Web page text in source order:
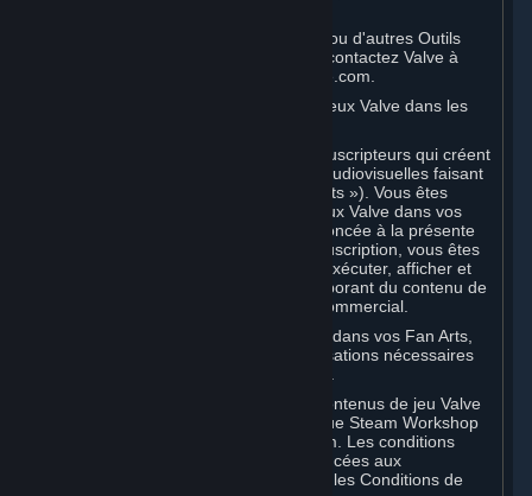
Pour utiliser le SDK du Moteur Source ou d'autres Outils
développeur Valve à titre commercial, contactez Valve à
l'adresse sourceengine@valvesoftware.com.
D. Licence d'utilisation du contenu de jeux Valve dans les
Valve apprécie la communauté des Souscripteurs qui créent
du fan art, des fictions et des œuvres audiovisuelles faisant
référence aux jeux Valve (des « Fan Arts »). Vous êtes
autorisé à incorporer du contenu de jeux Valve dans vos
Fan Arts. Sauf disposition contraire énoncée à la présente
Section ou dans des Conditions de Souscription, vous êtes
autorisé à utiliser, reproduire, publier, exécuter, afficher et
distribuer librement des Fan Arts incorporant du contenu de
jeux Valve, exclusivement à titre non commercial.
Si vous incorporez du contenu de tiers dans vos Fan Arts,
assurez-vous d'avoir obtenu les autorisations nécessaires
L'utilisation commerciale de certains contenus de jeu Valve
est autorisée via des fonctions telles que Steam Workshop
ou les Marchés de Souscriptions Steam. Les conditions
applicables à cette utilisation sont énoncées aux
Sections 3.D et 6.B ci-dessous et dans les Conditions de